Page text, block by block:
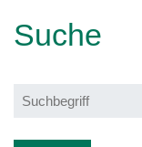
Suche